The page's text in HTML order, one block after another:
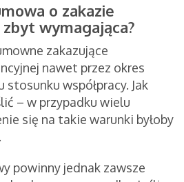
o zakazie
wymagająca?
zakazujące
nawet przez okres
współpracy. Jak
– w przypadku wielu
się na takie warunki byłoby
powinny jednak zawsze